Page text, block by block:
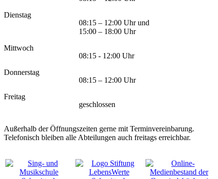
Dienstag
08:15 – 12:00 Uhr und
15:00 – 18:00 Uhr
Mittwoch
08:15 - 12:00 Uhr
Donnerstag
08:15 – 12:00 Uhr
Freitag
geschlossen
Außerhalb der Öffnungszeiten gerne mit Terminvereinbarung.
Telefonisch bleiben alle Abteilungen auch freitags erreichbar.